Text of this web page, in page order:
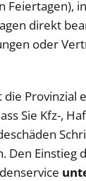
Feiertagen),
direkt
oder
Provinzial
Sie Kfz-,
Den Einstieg